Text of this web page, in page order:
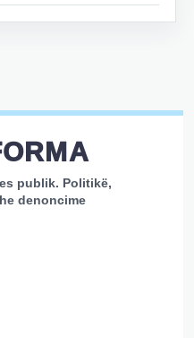
publik. Politikë,
denoncime